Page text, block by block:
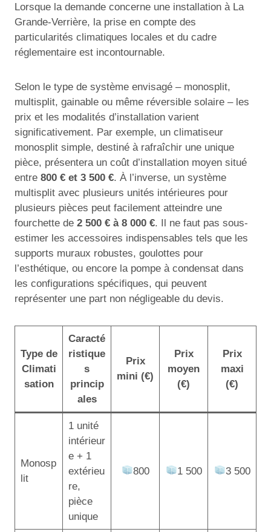
Lorsque la demande concerne une installation à La
Grande-Verrière, la prise en compte des
particularités climatiques locales et du cadre
réglementaire est incontournable.
Selon le type de système envisagé – monosplit,
multisplit, gainable ou même réversible solaire – les
prix et les modalités d’installation varient
significativement. Par exemple, un climatiseur
monosplit simple, destiné à rafraîchir une unique
pièce, présentera un coût d’installation moyen situé
entre 800 € et 3 500 €. À l’inverse, un système
multisplit avec plusieurs unités intérieures pour
plusieurs pièces peut facilement atteindre une
fourchette de 2 500 € à 8 000 €. Il ne faut pas sous-
estimer les accessoires indispensables tels que les
supports muraux robustes, goulottes pour
l’esthétique, ou encore la pompe à condensat dans
les configurations spécifiques, qui peuvent
représenter une part non négligeable du devis.
Type de
Climati
sation
Caracté
ristique
s
princip
ales
Prix
mini (€)
Prix
moyen
(€)
Prix
maxi
(€)
Monosp
lit
1 unité
intérieur
e + 1
extérieu
re,
pièce
unique
800 1 500 3 500